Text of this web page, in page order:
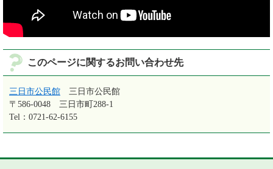
このページに関するお問い合わせ先
三日市公民館
三日市公民館
〒586-0048
三日市町288-1
Tel：0721-62-6155